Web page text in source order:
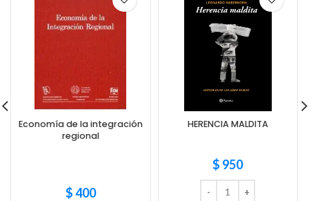
Economía de la integración
regional
$400
HERENCIA MALDITA
$ 950